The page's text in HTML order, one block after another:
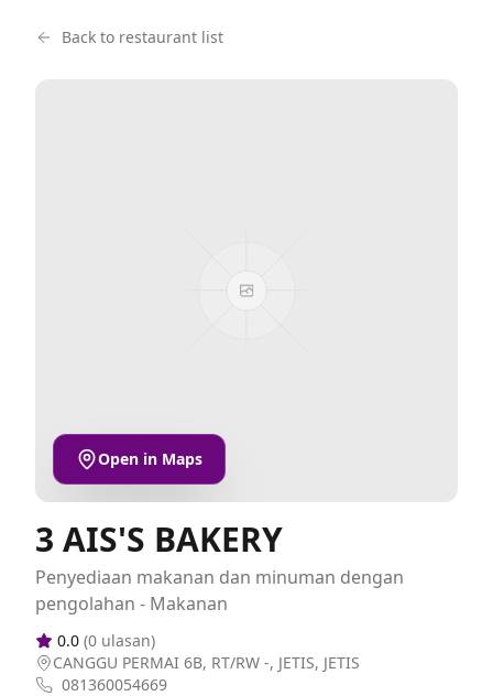
Back to restaurant list
Open in Maps
3 AIS'S BAKERY
Penyediaan makanan dan minuman dengan
pengolahan - Makanan
0.0 (0 ulasan)
CANGGU PERMAI 6B, RT/RW -, JETIS, JETIS
081360054669